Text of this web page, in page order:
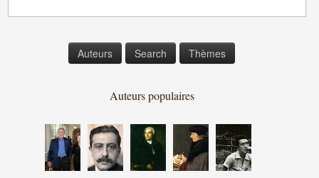
Auteurs Search Thèmes
Auteurs populaires